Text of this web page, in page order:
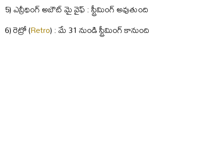
5) ఎవ్రీథింగ్ అబౌట్ మై వైఫ్ : స్ట్రీమింగ్ అవుతుంది
6) రెట్రో (Retro) : మే 31 నుండి స్ట్రీమింగ్ కానుంది